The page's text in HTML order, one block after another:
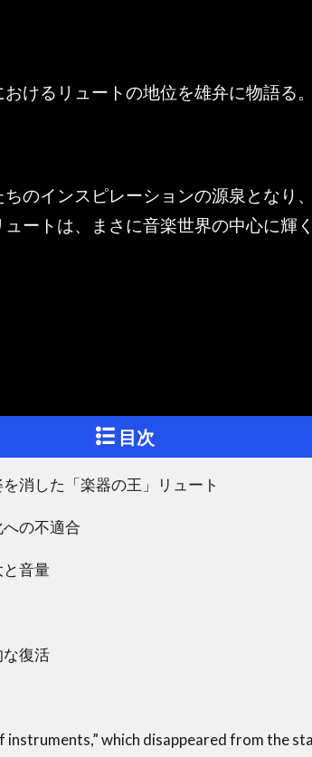
けるリュートの地位を雄弁に物語る。
のインスピレーションの源泉となり
ートは、まさに音楽世界の中心に輝
目次
消した「楽器の王」リュート
の不適合
音量
復活
instruments,” which disappeared from the